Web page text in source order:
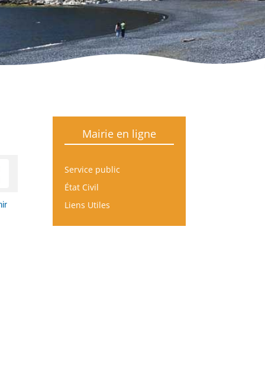
Mairie en ligne
Service public
État Civil
Liens Utiles